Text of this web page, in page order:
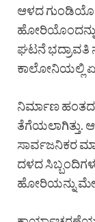
ಆಳದ
ಘಟನೆ
ಕಾಲೋನಿಯಲ್ಲಿ
ನಿರ್ಮಾಣ
ತೆಗೆಯಲಾಗಿತ್ತು.
ಸಾರ್ವಜನಿಕರ
ದಳದ
ಹೋರಿಯನ್ನು